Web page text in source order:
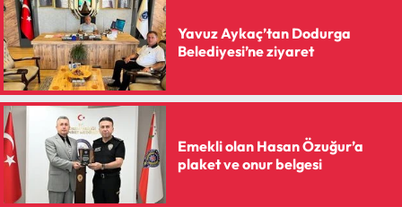
Yavuz Aykaç’tan Dodurga
Belediyesi’ne ziyaret
Emekli olan Hasan Özuğur’a
plaket ve onur belgesi
Yemek Tarifleri
Yerel Haberler